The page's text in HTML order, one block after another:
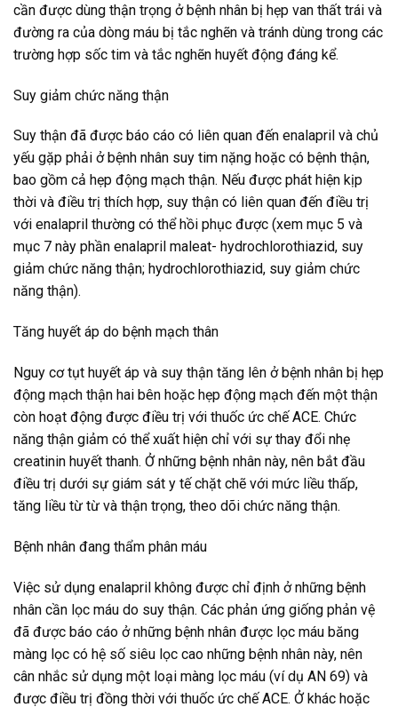
cần được dùng thận trọng ở bệnh nhân bị hẹp van thất trái và
đường ra của dòng máu bị tắc nghẽn và tránh dùng trong các
trường hợp sốc tim và tắc nghẽn huyết động đáng kể.
Suy giảm chức năng thận
Suy thận đã được báo cáo có liên quan đến enalapril và chủ
yếu gặp phải ở bệnh nhân suy tim nặng hoặc có bệnh thận,
bao gồm cả hẹp động mạch thận. Nếu được phát hiện kịp
thời và điều trị thích hợp, suy thận có liên quan đến điều trị
với enalapril thường có thể hồi phục được (xem mục 5 và
mục 7 này phần enalapril maleat- hydrochlorothiazid, suy
giảm chức năng thận; hydrochlorothiazid, suy giảm chức
năng thận).
Tăng huyết áp do bệnh mạch thân
Nguy cơ tụt huyết áp và suy thận tăng lên ở bệnh nhân bị hẹp
động mạch thận hai bên hoặc hẹp động mạch đến một thận
còn hoạt động được điều trị với thuốc ức chế ACE. Chức
năng thận giảm có thể xuất hiện chỉ với sự thay đổi nhẹ
creatinin huyết thanh. Ở những bệnh nhân này, nên bắt đầu
điều trị dưới sự giám sát y tế chặt chẽ với mức liều thấp,
tăng liều từ từ và thận trọng, theo dõi chức năng thận.
Bệnh nhân đang thẩm phân máu
Việc sử dụng enalapril không được chỉ định ở những bệnh
nhân cần lọc máu do suy thận. Các phản ứng giống phản vệ
đã được báo cáo ở những bệnh nhân được lọc máu băng
màng lọc có hệ số siêu lọc cao những bệnh nhân này, nên
cân nhắc sử dụng một loại màng lọc máu (ví dụ AN 69) và
được điều trị đồng thời với thuốc ức chế ACE. Ở khác hoặc